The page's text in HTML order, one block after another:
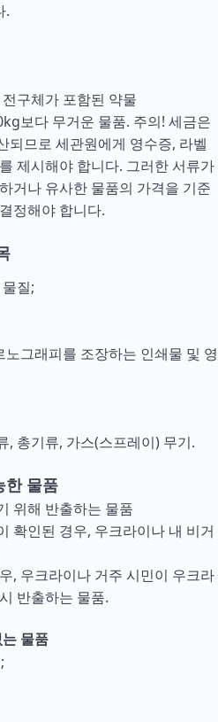
.
구체가 포함된 약물
보다 무거운 물품. 주의! 세금은
되므로 세관원에게 영수증, 라벨
제시해야 합니다. 그러한 서류가
거나 유사한 물품의 가격을 기준
정해야 합니다.
질;
그래피를 조장하는 인쇄물 및 영
, 총기류, 가스(스프레이) 무기.
한 물품
위해 반출하는 물품
확인된 경우, 우크라이나 내 비거
, 우크라이나 거주 시민이 우크라
반출하는 물품.
물품